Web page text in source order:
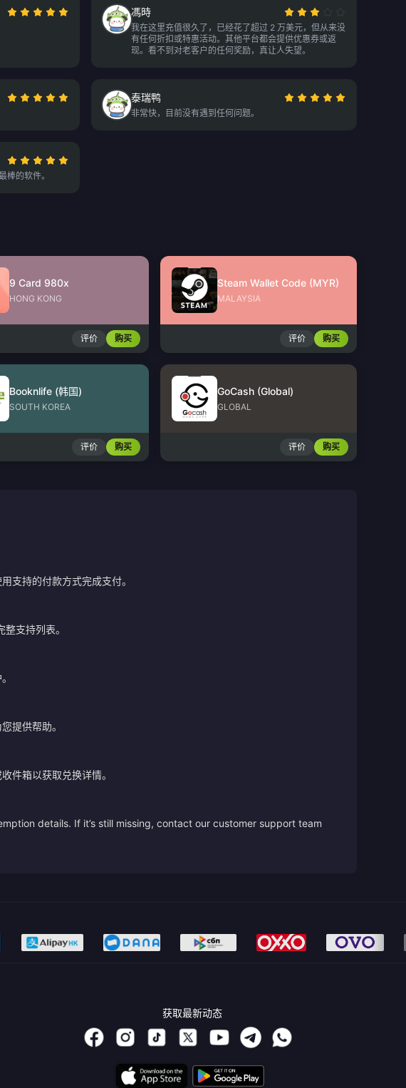
馮時
我在这里充值很久了，已经花了超过 2 万美元，但从来没
有任何折扣或特惠活动。其他平台都会提供优惠券或返
现。看不到对老客户的任何奖励，真让人失望。
泰瑞鸭
非常快，目前没有遇到任何问题。
棒的软件。
9 Card 980x
HONG KONG
评价 购买
Steam Wallet Code (MYR)
MALAYSIA
评价 购买
Booknlife (韩国)
SOUTH KOREA
评价 购买
GoCash (Global)
GLOBAL
评价 购买
支持的付款方式完成支付。
支持列表。
提供帮助。
件箱以获取兑换详情。
details. If it’s still missing, contact our customer support team
获取最新动态